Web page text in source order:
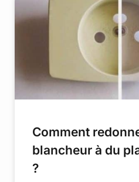
Comment
blancheur à du
?